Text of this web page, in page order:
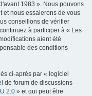
1983 ». Nous pouvons
et nous essaierons de vous
conseillons de vérifier
à participer à « Les
aient été
des conditions
ci-après par « logiciel
de forum de discussions
2.0 » et qui peut être